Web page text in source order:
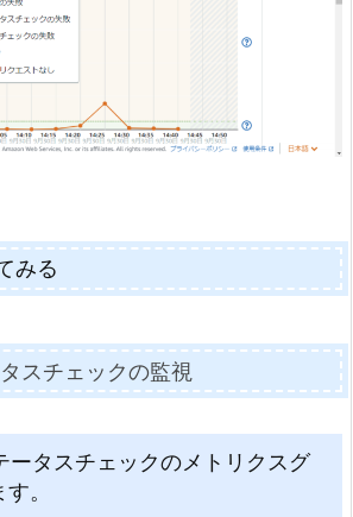
みる
スチェックの監視
ータスチェックのメトリクスグ
。